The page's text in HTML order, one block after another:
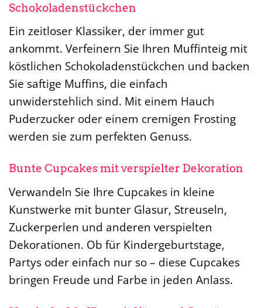
Schokoladenstückchen
Ein zeitloser Klassiker, der immer gut
ankommt. Verfeinern Sie Ihren Muffinteig mit
köstlichen Schokoladenstückchen und backen
Sie saftige Muffins, die einfach
unwiderstehlich sind. Mit einem Hauch
Puderzucker oder einem cremigen Frosting
werden sie zum perfekten Genuss.
Bunte Cupcakes mit verspielter Dekoration
Verwandeln Sie Ihre Cupcakes in kleine
Kunstwerke mit bunter Glasur, Streuseln,
Zuckerperlen und anderen verspielten
Dekorationen. Ob für Kindergeburtstage,
Partys oder einfach nur so – diese Cupcakes
bringen Freude und Farbe in jeden Anlass.